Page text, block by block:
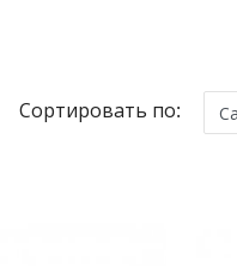
Сортировать по: